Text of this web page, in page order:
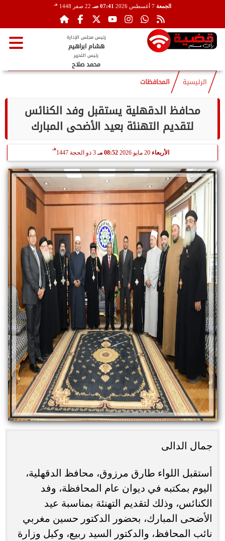
الجمعة 07:41 صـ 22 صفر 1448 هـ
رئيس مجلس الإدارة
هشام ابراهيم
رئيس التحرير
محمد صلاح
الرئيسية المحافظات
محافظ الدقهلية يستقبل وفد الكنائس
لتقديم التهنئة بعيد الأضحى المبارك
الأربعاء 20 مايو 2026 08:52 مـ 3 ذو الحجة 1447
هـ
جمال الدالى
أستقبل اللواء طارق مرزوق، محافظ الدقهلية،
اليوم بمكتبه في ديوان عام المحافظة، وفد
الكنائس، وذلك لتقديم التهنئة بمناسبة عيد
الأضحى المبارك، بحضور الدكتور حسين مغربي
نائب المحافظ، والدكتور السيد ربيع، وكيل وزارة